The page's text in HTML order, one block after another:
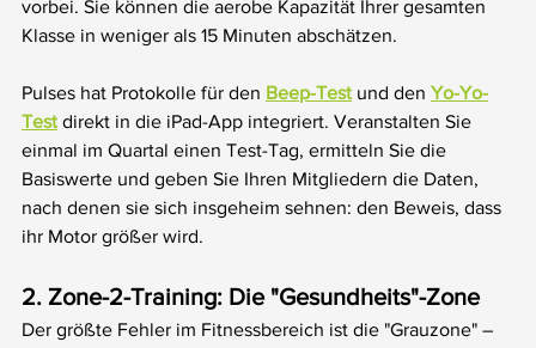
vorbei. Sie können die aerobe Kapazität Ihrer gesamten
Klasse in weniger als 15 Minuten abschätzen.
Pulses hat Protokolle für den Beep-Test und den Yo-Yo-
Test direkt in die iPad-App integriert. Veranstalten Sie
einmal im Quartal einen Test-Tag, ermitteln Sie die
Basiswerte und geben Sie Ihren Mitgliedern die Daten,
nach denen sie sich insgeheim sehnen: den Beweis, dass
ihr Motor größer wird.
2. Zone-2-Training: Die "Gesundheits"-Zone
Der größte Fehler im Fitnessbereich ist die "Grauzone" –